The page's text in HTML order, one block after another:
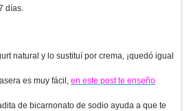
días.
natural y lo sustituí por crema, ¡quedó igual
es muy fácil, en este post te enseño
de bicarnonato de sodio ayuda a que te